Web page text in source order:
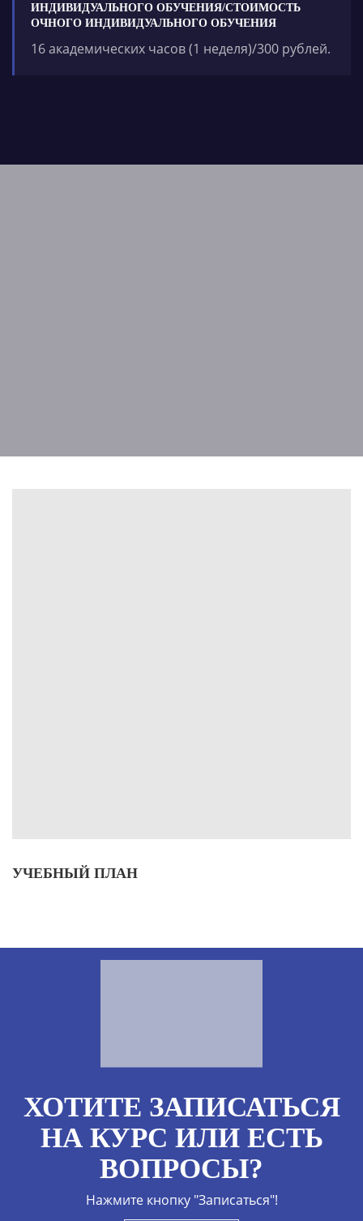
ИНДИВИДУАЛЬНОГО ОБУЧЕНИЯ/СТОИМОСТЬ
ОЧНОГО ИНДИВИДУАЛЬНОГО ОБУЧЕНИЯ
16 академических часов (1 неделя)/300рублей.
УЧЕБНЫЙ ПЛАН
ХОТИТЕ ЗАПИСАТЬСЯ
НА КУРС ИЛИ ЕСТЬ
ВОПРОСЫ?
Нажмите кнопку "Записаться"!